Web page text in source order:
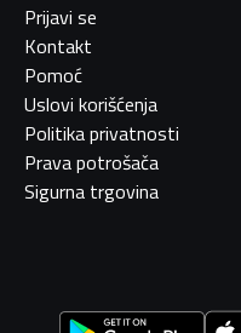
Prijavi se
Kontakt
Pomoć
Uslovi korišćenja
Politika privatnosti
Prava potrošača
Sigurna trgovina